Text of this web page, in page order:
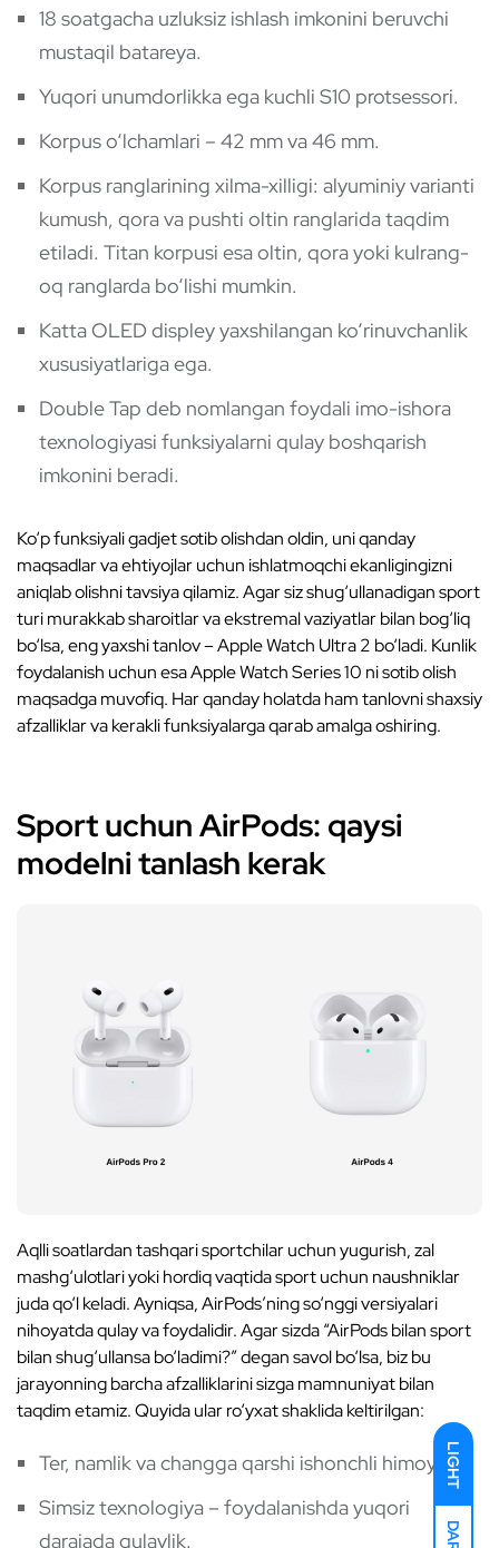
LIGHT
18 soatgacha uzluksiz ishlash imkonini beruvchi
mustaqil batareya.
Yuqori unumdorlikka ega kuchli S10 protsessori.
Korpus o‘lchamlari – 42 mm va 46 mm.
Korpus ranglarining xilma-xilligi: alyuminiy varianti
kumush, qora va pushti oltin ranglarida taqdim
etiladi. Titan korpusi esa oltin, qora yoki kulrang-
oq ranglarda bo‘lishi mumkin.
Katta OLED displey yaxshilangan ko‘rinuvchanlik
xususiyatlariga ega.
Double Tap deb nomlangan foydali imo-ishora
texnologiyasi funksiyalarni qulay boshqarish
imkonini beradi.
Ko‘p funksiyali gadjet sotib olishdan oldin, uni qanday
maqsadlar va ehtiyojlar uchun ishlatmoqchi ekanligingizni
aniqlab olishni tavsiya qilamiz. Agar siz shug‘ullanadigan sport
turi murakkab sharoitlar va ekstremal vaziyatlar bilan bog‘liq
bo‘lsa, eng yaxshi tanlov – Apple Watch Ultra 2 bo‘ladi. Kunlik
foydalanish uchun esa Apple Watch Series 10 ni sotib olish
maqsadga muvofiq. Har qanday holatda ham tanlovni shaxsiy
afzalliklar va kerakli funksiyalarga qarab amalga oshiring.
Sport uchun AirPods: qaysi
modelni tanlash kerak
Aqlli soatlardan tashqari sportchilar uchun yugurish, zal
mashg‘ulotlari yoki hordiq vaqtida sport uchun naushniklar
juda qo‘l keladi. Ayniqsa, AirPods’ning so‘nggi versiyalari
nihoyatda qulay va foydalidir. Agar sizda “AirPods bilan sport
bilan shug‘ullansa bo‘ladimi?” degan savol bo‘lsa, biz bu
jarayonning barcha afzalliklarini sizga mamnuniyat bilan
taqdim etamiz. Quyida ular ro‘yxat shaklida keltirilgan:
Ter, namlik va changga qarshi ishonchli himoya.
Simsiz texnologiya – foydalanishda yuqori
darajada qulaylik.